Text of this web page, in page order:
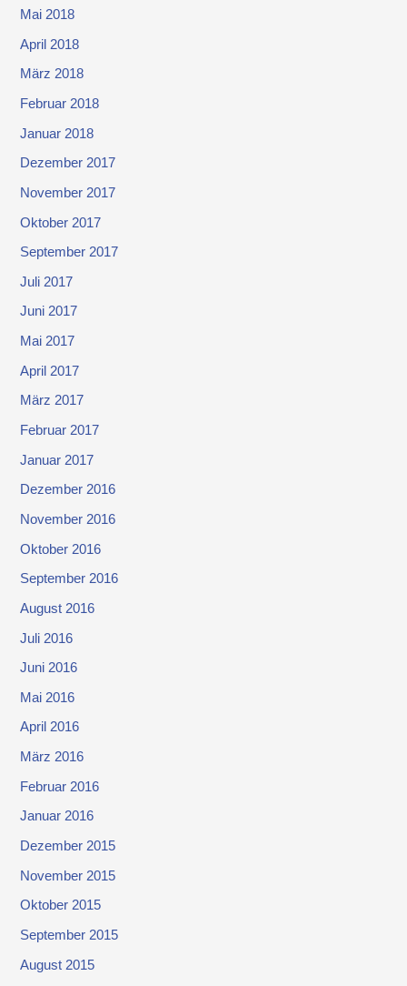
Mai 2018
April 2018
März 2018
Februar 2018
Januar 2018
Dezember 2017
November 2017
Oktober 2017
September 2017
Juli 2017
Juni 2017
Mai 2017
April 2017
März 2017
Februar 2017
Januar 2017
Dezember 2016
November 2016
Oktober 2016
September 2016
August 2016
Juli 2016
Juni 2016
Mai 2016
April 2016
März 2016
Februar 2016
Januar 2016
Dezember 2015
November 2015
Oktober 2015
September 2015
August 2015